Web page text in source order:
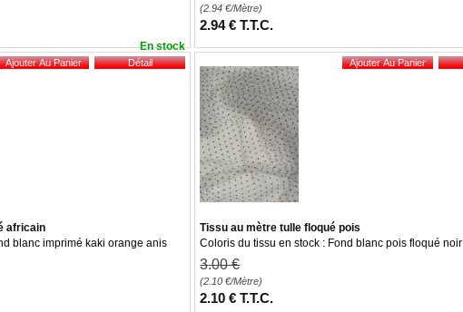
En stock
(2.94€/Mètre)
2.94 € T.T.C.
africain
blanc imprimé kaki orange anis
Tissu au mètre tulle floqué pois
Coloris du tissu en stock : Fond blanc pois floqué noir
3.00 €
(2.10€/Mètre)
2.10 € T.T.C.